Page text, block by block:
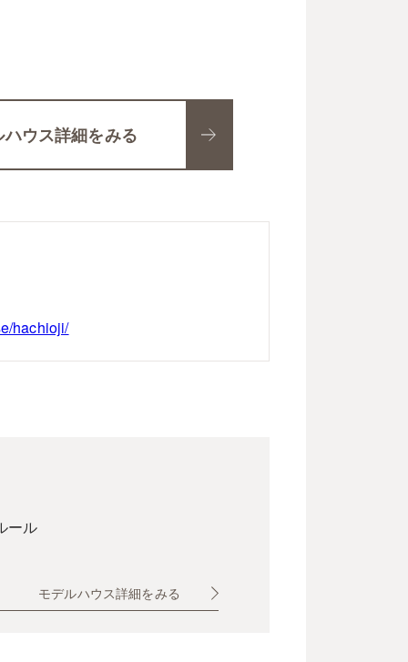
ウス詳細をみる
hachioji/
ール
モデルハウス詳細をみる